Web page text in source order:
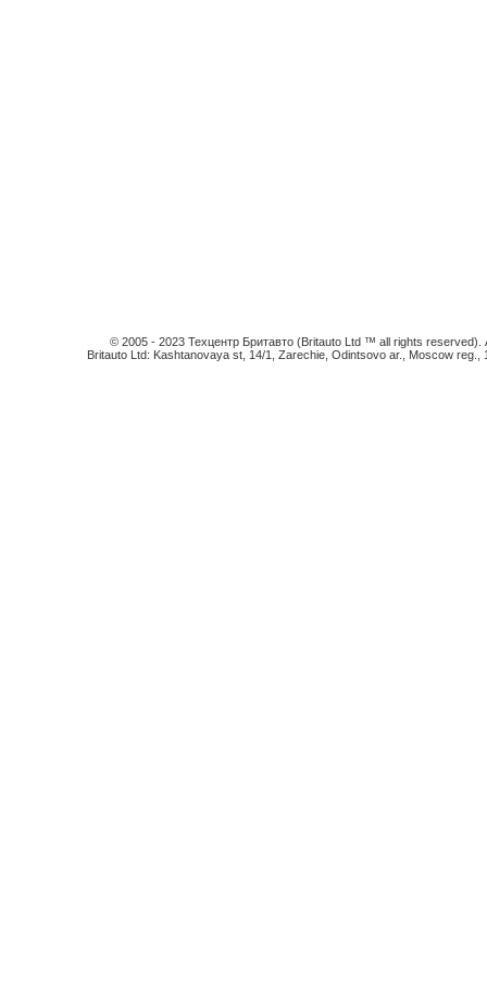
© 2005 - 2023 Техцентр Бритавто (Britauto Ltd ™ all rights
Britauto Ltd: Kashtanovaya st, 14/1, Zarechie, Odintsovo ar., Moscow